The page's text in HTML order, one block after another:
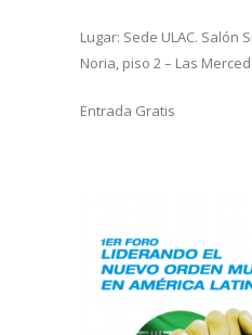
Lugar: Sede ULAC. Salón
Noria, piso 2 – Las
Entrada Gratis